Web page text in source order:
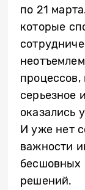
по 21
которые
процессов,
серьезное
оказались
И уже нет
важности
бесшовных
решений.